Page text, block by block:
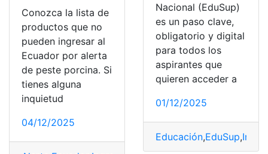
Conozca la lista de
productos que no
pueden ingresar al
Ecuador por alerta
de peste porcina. Si
tienes alguna
inquietud
04/12/2025
Nacional (EduSup)
es un paso clave,
obligatorio y digital
para todos los
aspirantes que
quieren acceder a
01/12/2025
Educación,EduSup,